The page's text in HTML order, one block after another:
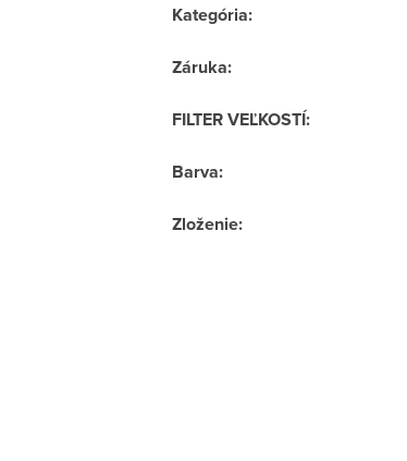
Kategória:
Záruka:
FILTER VEĽKOSTÍ:
Barva:
Zloženie: